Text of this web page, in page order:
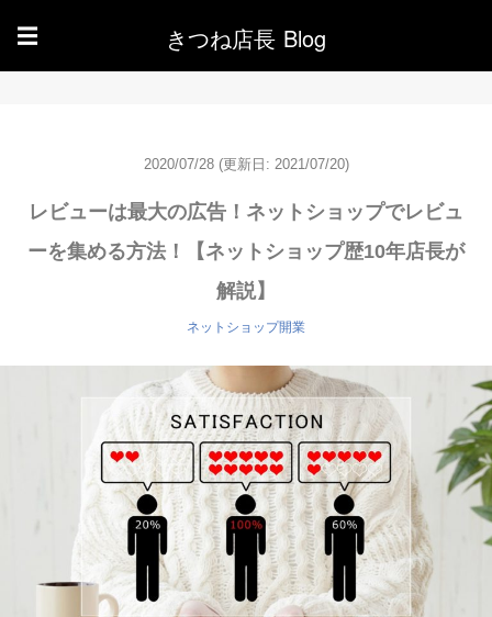
☰ きつね店長 Blog
2020/07/28 (更新日: 2021/07/20)
レビューは最大の広告！ネットショップでレビュ
ーを集める方法！【ネットショップ歴10年店長が
解説】
ネットショップ開業